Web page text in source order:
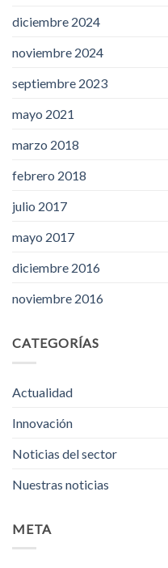
diciembre 2024
noviembre 2024
septiembre 2023
mayo 2021
marzo 2018
febrero 2018
julio 2017
mayo 2017
diciembre 2016
noviembre 2016
CATEGORÍAS
Actualidad
Innovación
Noticias del sector
Nuestras noticias
META